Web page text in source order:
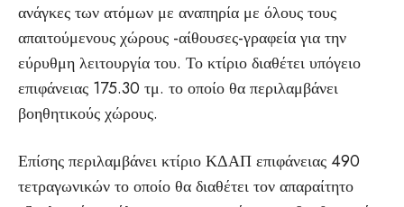
ανάγκες των ατόμων με αναπηρία με όλους τους
απαιτούμενους χώρους -αίθουσες-γραφεία για την
εύρυθμη λειτουργία του. Το κτίριο διαθέτει υπόγειο
επιφάνειας 175.30 τμ. το οποίο θα περιλαμβάνει
βοηθητικούς χώρους.
Επίσης περιλαμβάνει κτίριο ΚΔΑΠ επιφάνειας 490
τετραγωνικών το οποίο θα διαθέτει τον απαραίτητο